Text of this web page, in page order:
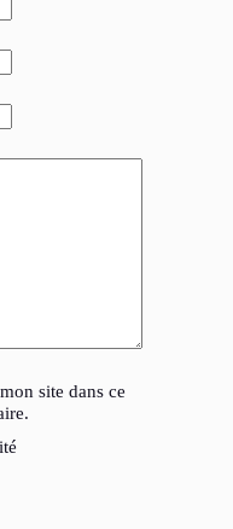
site dans ce